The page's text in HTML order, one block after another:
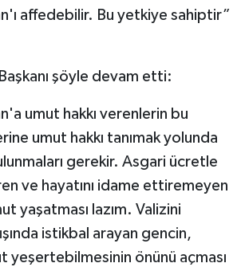
affedebilir. Bu yetkiye sahiptir”
şöyle devam etti:
umut hakkı verenlerin bu
umut hakkı tanımak yolunda
gerekir. Asgari ücretle
ve hayatını idame ettiremeyen
yaşatması lazım. Valizini
istikbal arayan gencin,
yeşertebilmesinin önünü açması